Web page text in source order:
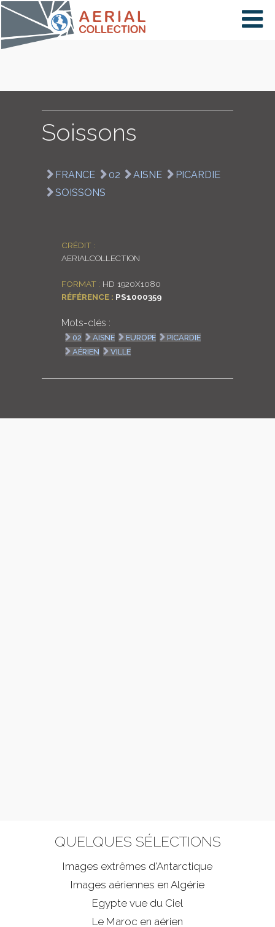
×
CARTE
Soissons
FRANCE 02 AISNE
PICARDIE
SOISSONS
CRÉDIT :
AERIALCOLLECTION
FORMAT : HD 1920X1080
RÉFÉRENCE : PS1000359
Mots-clés :
02 AISNE EUROPE
PICARDIE
AÉRIEN
VILLE
QUELQUES SÉLECTIONS
Images extrêmes d'Antarctique
Images aériennes en Algérie
Egypte vue du Ciel
Le Maroc en aérien